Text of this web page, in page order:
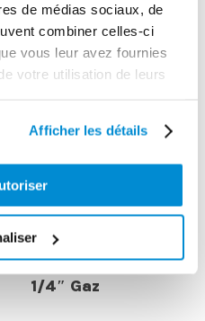
de médias sociaux, de
combiner celles-ci
vous leur avez fournies
votre utilisation de leurs
Afficher les détails
Régulateur
pression air
manomètre,
filtre et huileur
1/4″ Gaz